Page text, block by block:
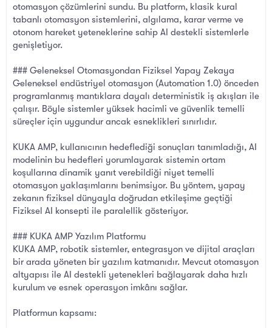
otomasyon çözümlerini sundu. Bu platform, klasik kural
tabanlı otomasyon sistemlerini, algılama, karar verme ve
otonom hareket yeteneklerine sahip AI destekli sistemlerle
genişletiyor.
### Geleneksel Otomasyondan Fiziksel Yapay Zekaya
Geleneksel endüstriyel otomasyon (Automation 1.0) önceden
programlanmış mantıklara dayalı deterministik iş akışları ile
çalışır. Böyle sistemler yüksek hacimli ve güvenlik temelli
süreçler için uygundur ancak esneklikleri sınırlıdır.
KUKA AMP, kullanıcının hedeflediği sonuçları tanımladığı, AI
modelinin bu hedefleri yorumlayarak sistemin ortam
koşullarına dinamik yanıt verebildiği niyet temelli
otomasyon yaklaşımlarını benimsiyor. Bu yöntem, yapay
zekanın fiziksel dünyayla doğrudan etkileşime geçtiği
Fiziksel AI konsepti ile paralellik gösteriyor.
### KUKA AMP Yazılım Platformu
KUKA AMP, robotik sistemler, entegrasyon ve dijital araçları
bir arada yöneten bir yazılım katmanıdır. Mevcut otomasyon
altyapısı ile AI destekli yetenekleri bağlayarak daha hızlı
kurulum ve esnek operasyon imkânı sağlar.
Platformun kapsamı: